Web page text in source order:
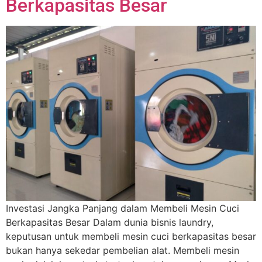
Berkapasitas Besar
Investasi Jangka Panjang dalam Membeli Mesin Cuci
Berkapasitas Besar Dalam dunia bisnis laundry,
keputusan untuk membeli mesin cuci berkapasitas besar
bukan hanya sekedar pembelian alat. Membeli mesin